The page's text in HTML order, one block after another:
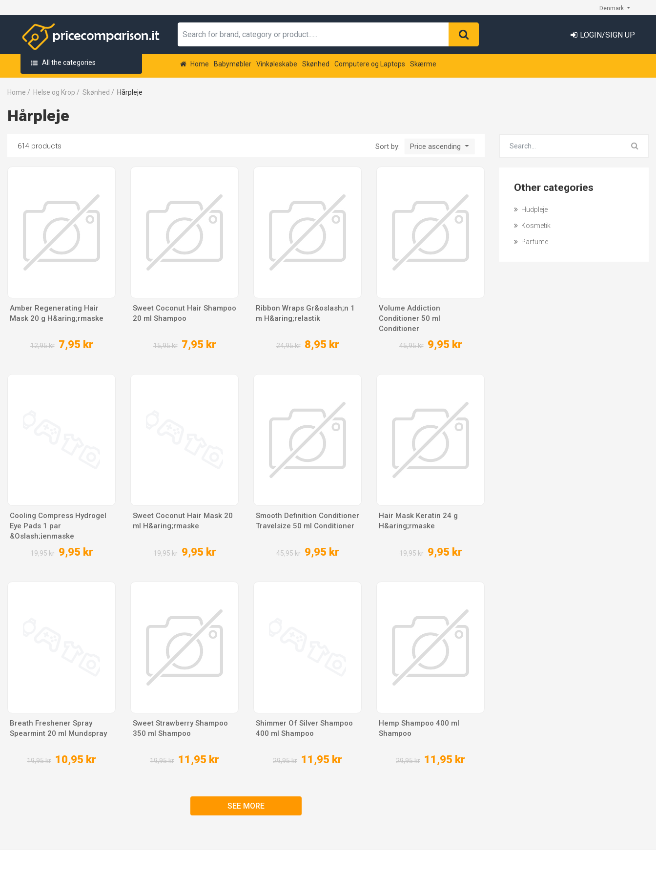
Denmark
LOGIN/SIGN UP
All the categories Home Babymøbler Vinkøleskabe Skønhed Computere og Laptops Skærme
Home / Helse og Krop / Skønhed / Hårpleje
Hårpleje
Other categories
Hudpleje
Kosmetik
Parfume
614 products Sort by: Price ascending
Amber Regenerating Hair
Mask 20 g H&aring;rmaske
12,95 kr 7,95 kr
Sweet Coconut Hair Shampoo
20 ml Shampoo
15,95 kr 7,95 kr
Ribbon Wraps Gr&oslash;n 1
m H&aring;relastik
24,95 kr 8,95 kr
Volume Addiction
Conditioner 50 ml
Conditioner
45,95 kr 9,95 kr
Cooling Compress Hydrogel
Eye Pads 1 par
&Oslash;jenmaske
19,95 kr 9,95 kr
Sweet Coconut Hair Mask 20
ml H&aring;rmaske
19,95 kr 9,95 kr
Smooth Definition Conditioner
Travelsize 50 ml Conditioner
45,95 kr 9,95 kr
Hair Mask Keratin 24 g
H&aring;rmaske
19,95 kr 9,95 kr
Breath Freshener Spray
Spearmint 20 ml Mundspray
19,95 kr 10,95 kr
Sweet Strawberry Shampoo
350 ml Shampoo
19,95 kr 11,95 kr
Shimmer Of Silver Shampoo
400 ml Shampoo
29,95 kr 11,95 kr
Hemp Shampoo 400 ml
Shampoo
29,95 kr 11,95 kr
SEE MORE